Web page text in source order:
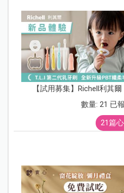
【試用募集】Richell利其
數量: 21 已
21篇